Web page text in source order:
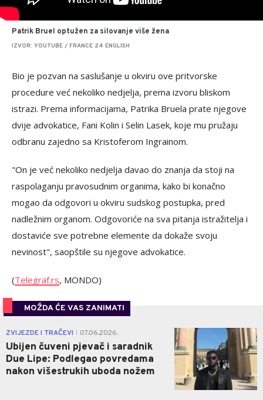
Patrik Bruel optužen za silovanje više žena
IZVOR: YOUTUBE / FRANCE 24 ENGLISH
Bio je pozvan na saslušanje u okviru ove pritvorske
procedure već nekoliko nedjelja, prema izvoru bliskom
istrazi. Prema informacijama, Patrika Bruela prate njegove
dvije advokatice, Fani Kolin i Selin Lasek, koje mu pružaju
odbranu zajedno sa Kristoferom Ingrainom.
"On je već nekoliko nedjelja davao do znanja da stoji na
raspolaganju pravosudnim organima, kako bi konačno
mogao da odgovori u okviru sudskog postupka, pred
nadležnim organom. Odgovoriće na sva pitanja istražitelja i
dostaviće sve potrebne elemente da dokaže svoju
nevinost", saopštile su njegove advokatice.
(Telegraf.rs, MONDO)
MOŽDA ĆE VAS ZANIMATI
ZVIJEZDE I TRAČEVI 07.06.2026.
Ubijen čuveni pjevač i saradnik
Due Lipe: Podlegao povredama
nakon višestrukih uboda nožem
0